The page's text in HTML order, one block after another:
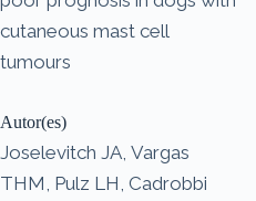
cutaneous mast cell
tumours
Autor(es)
Joselevitch JA, Vargas
THM, Pulz LH, Cadrobbi